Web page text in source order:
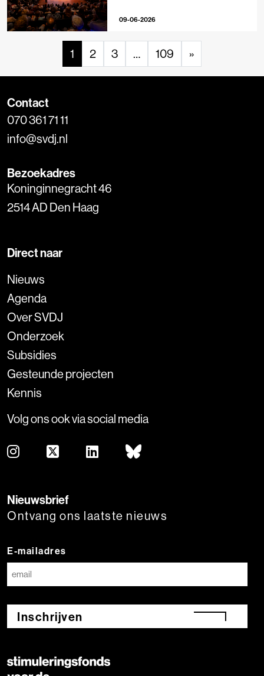
09-06-2026
1 2 3 … 109 »
Contact
070 361 71 11
info@svdj.nl
Bezoekadres
Koninginnegracht 46
2514 AD Den Haag
Direct naar
Nieuws
Agenda
Over SVDJ
Onderzoek
Subsidies
Gesteunde projecten
Kennis
Volg ons ook via social media
Nieuwsbrief
Ontvang ons laatste nieuws
E-mailadres
Inschrijven